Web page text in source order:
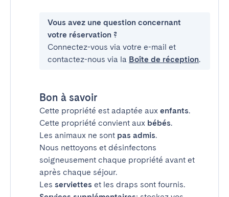
Vous avez une question concernant
votre réservation ?
Connectez-vous via votre e-mail et
contactez-nous via la Boîte de réception.
Bon à savoir
Cette propriété est adaptée aux enfants.
Cette propriété convient aux bébés.
Les animaux ne sont pas admis.
Nous nettoyons et désinfectons
soigneusement chaque propriété avant et
après chaque séjour.
Les serviettes et les draps sont fournis.